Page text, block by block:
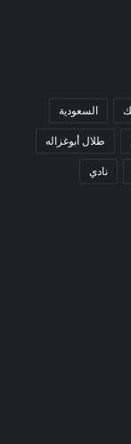
السعودية
طلال أبوغزاله
نادي